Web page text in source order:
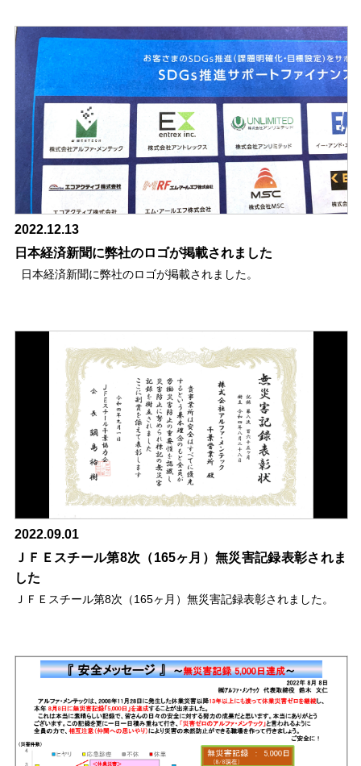
2022.12.13
日本経済新聞に弊社のロゴが掲載されました
日本経済新聞に弊社のロゴが掲載されました。
2022.09.01
ＪＦＥスチール第8次（165ヶ月）無災害記録表彰されま
した
ＪＦＥスチール第8次（165ヶ月）無災害記録表彰されました。